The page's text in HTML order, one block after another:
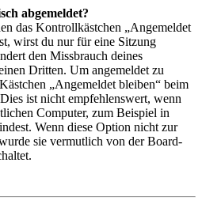
abgemeldet?
das Kontrollkästchen „Angemeldet
wirst du nur für eine Sitzung
den Missbrauch deines
Dritten. Um angemeldet zu
„Angemeldet bleiben“ beim
ist nicht empfehlenswert, wenn
Computer, zum Beispiel in
Wenn diese Option nicht zur
sie vermutlich von der Board-